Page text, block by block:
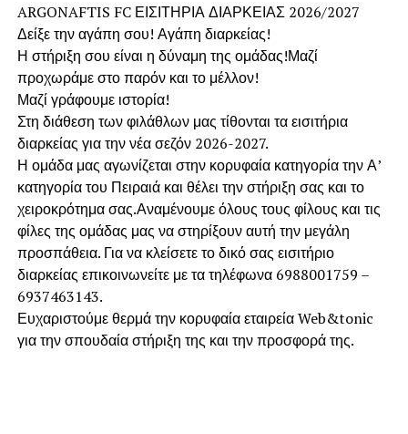
ARGONAFTIS FC ΕΙΣΙΤΗΡΙΑ ΔΙΑΡΚΕΙΑΣ 2026/2027
Δείξε την αγάπη σου! Αγάπη διαρκείας!
Η στήριξη σου είναι η δύναμη της ομάδας!Μαζί
προχωράμε στο παρόν και το μέλλον!
Μαζί γράφουμε ιστορία!
Στη διάθεση των φιλάθλων μας τίθονται τα εισιτήρια
διαρκείας για την νέα σεζόν 2026-2027.
Η ομάδα μας αγωνίζεται στην κορυφαία κατηγορία την Α’
κατηγορία του Πειραιά και θέλει την στήριξη σας και το
χειροκρότημα σας.Αναμένουμε όλους τους φίλους και τις
φίλες της ομάδας μας να στηρίξουν αυτή την μεγάλη
προσπάθεια. Για να κλείσετε το δικό σας εισιτήριο
διαρκείας επικοινωνείτε με τα τηλέφωνα 6988001759 –
6937463143.
Ευχαριστούμε θερμά την κορυφαία εταιρεία Web&tonic
για την σπουδαία στήριξη της και την προσφορά της.